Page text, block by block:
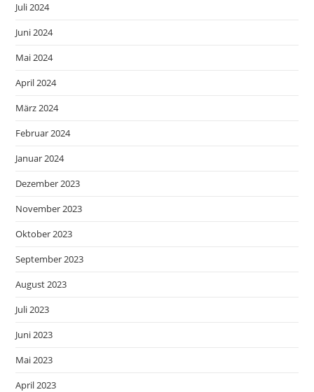
Juli 2024
Juni 2024
Mai 2024
April 2024
März 2024
Februar 2024
Januar 2024
Dezember 2023
November 2023
Oktober 2023
September 2023
August 2023
Juli 2023
Juni 2023
Mai 2023
April 2023